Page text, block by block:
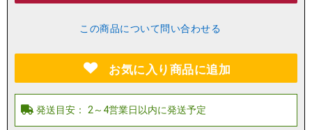
この商品について問い合わせる
お気に入り商品に追加